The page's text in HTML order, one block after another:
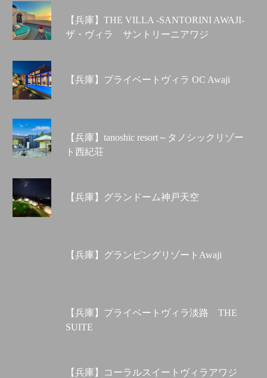
【兵庫】THE VILLA -SANTORINI AWAJI-
ザ・ヴィラ サントリーニアワジ
【兵庫】プライベートヴィラ OC Awaji
【兵庫】tanoshic resort～タノシックリゾー
ト西紀荘
【兵庫】グランドーム神戸天空
【兵庫】グランピングリゾートAwaji
【兵庫】プライベートヴィラ淡路 THE
SUITE
【兵庫】コーラルスイートヴィラアワジ